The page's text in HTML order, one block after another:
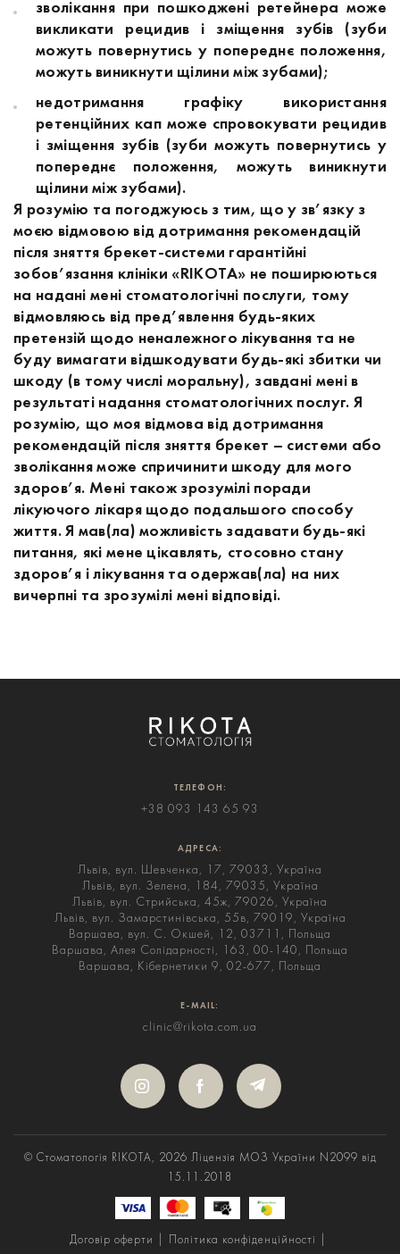
зволікання при пошкоджені ретейнера може
викликати рецидив і зміщення зубів (зуби
можуть повернутись у попереднє положення,
можуть виникнути щілини між зубами);
недотримання графіку використання
ретенційних кап може спровокувати рецидив
і зміщення зубів (зуби можуть повернутись у
попереднє положення, можуть виникнути
щілини між зубами).
Я розумію та погоджуюсь з тим, що у зв’язку з
моєю відмовою від дотримання рекомендацій
після зняття брекет-системи гарантійні
зобов’язання клініки «RІКОТА» не поширюються
на надані мені стоматологічні послуги, тому
відмовляюсь від пред’явлення будь-яких
претензій щодо неналежного лікування та не
буду вимагати відшкодувати будь-які збитки чи
шкоду (в тому числі моральну), завдані мені в
результаті надання стоматологічних послуг. Я
розумію, що моя відмова від дотримання
рекомендацій після зняття брекет – системи або
зволікання може спричинити шкоду для мого
здоров’я. Мені також зрозумілі поради
лікуючого лікаря щодо подальшого способу
життя. Я мав(ла) можливість задавати будь-які
питання, які мене цікавлять, стосовно стану
здоров’я і лікування та одержав(ла) на них
вичерпні та зрозумілі мені відповіді.
ТЕЛЕФОН:
+38 093 143 65 93
АДРЕСА:
Львів, вул. Шевченка, 17, 79033, Україна
Львів, вул. Зелена, 184, 79035, Україна
Львів, вул. Стрийська, 45ж, 79026, Україна
Львів, вул. Замарстинівська, 55в, 79019, Україна
Варшава, вул. С. Окшей, 12, 03711, Польща
Варшава, Алея Солідарності, 163, 00-140, Польща
Варшава, Кібернетики 9, 02-677, Польща
E-MAIL:
clinic@rikota.com.ua
© Стоматологія RIKOTA, 2026 Ліцензія МОЗ України N2099 від
15.11.2018
Договір оферти | Політика конфіденційності |